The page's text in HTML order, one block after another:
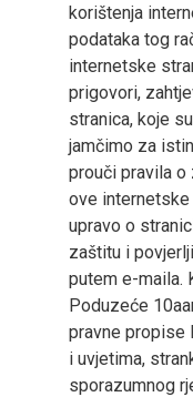
korištenja
podataka tog
internetske
prigovori,
stranica, koje
jamčimo za
prouči pravila
ove
upravo o
zaštitu i
putem e-maila.
Poduzeće
pravne propise
i uvjetima,
sporazumnog